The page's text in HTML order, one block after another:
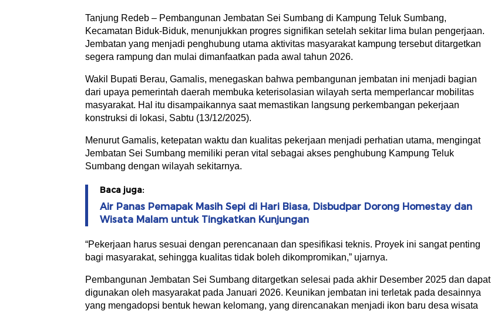
Tanjung Redeb – Pembangunan Jembatan Sei Sumbang di Kampung Teluk Sumbang,
Kecamatan Biduk-Biduk, menunjukkan progres signifikan setelah sekitar lima bulan pengerjaan.
Jembatan yang menjadi penghubung utama aktivitas masyarakat kampung tersebut ditargetkan
segera rampung dan mulai dimanfaatkan pada awal tahun 2026.
Wakil Bupati Berau, Gamalis, menegaskan bahwa pembangunan jembatan ini menjadi bagian
dari upaya pemerintah daerah membuka keterisolasian wilayah serta memperlancar mobilitas
masyarakat. Hal itu disampaikannya saat memastikan langsung perkembangan pekerjaan
konstruksi di lokasi, Sabtu (13/12/2025).
Menurut Gamalis, ketepatan waktu dan kualitas pekerjaan menjadi perhatian utama, mengingat
Jembatan Sei Sumbang memiliki peran vital sebagai akses penghubung Kampung Teluk
Sumbang dengan wilayah sekitarnya.
Baca juga:
Air Panas Pemapak Masih Sepi di Hari Biasa, Disbudpar Dorong Homestay dan
Wisata Malam untuk Tingkatkan Kunjungan
“Pekerjaan harus sesuai dengan perencanaan dan spesifikasi teknis. Proyek ini sangat penting
bagi masyarakat, sehingga kualitas tidak boleh dikompromikan,” ujarnya.
Pembangunan Jembatan Sei Sumbang ditargetkan selesai pada akhir Desember 2025 dan dapat
digunakan oleh masyarakat pada Januari 2026. Keunikan jembatan ini terletak pada desainnya
yang mengadopsi bentuk hewan kelomang, yang direncanakan menjadi ikon baru desa wisata